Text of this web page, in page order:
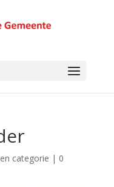
categorie | 0